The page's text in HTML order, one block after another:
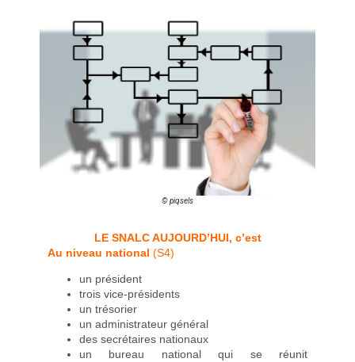
© piqsels
LE SNALC AUJOURD’HUI, c’est
Au niveau national (S4)
un président
trois vice-présidents
un trésorier
un administrateur général
des secrétaires nationaux
un bureau national qui se réunit